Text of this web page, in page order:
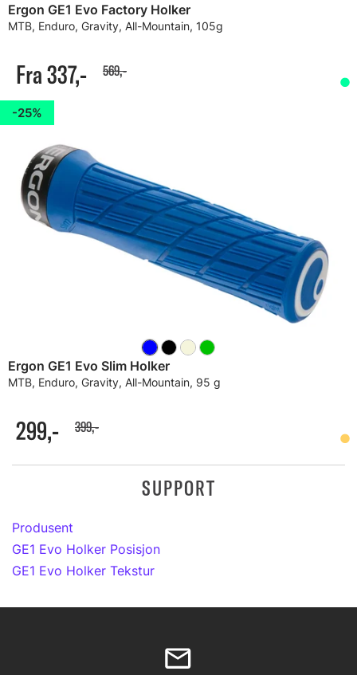
Ergon GE1 Evo Factory Holker
MTB, Enduro, Gravity, All-Mountain, 105g
Fra 337,- 569,-
25%
Ergon GE1 Evo Slim Holker
MTB, Enduro, Gravity, All-Mountain, 95 g
299,- 399,-
SUPPORT
Produsent
GE1 Evo Holker Posisjon
GE1 Evo Holker Tekstur